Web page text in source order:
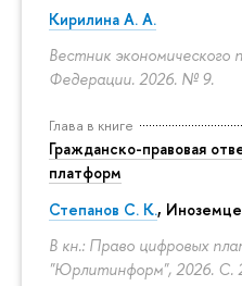
Кирилина А. А.
Вестник экономического
Федерации. 2026. № 9.
Глава в книге
Гражданско-правовая
платформ
Степанов С. К.,
В кн.: Право цифровых
"Юрлитинформ", 2026. С.